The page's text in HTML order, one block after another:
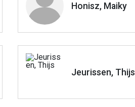
Honisz, Maiky
Jeurissen, Thijs